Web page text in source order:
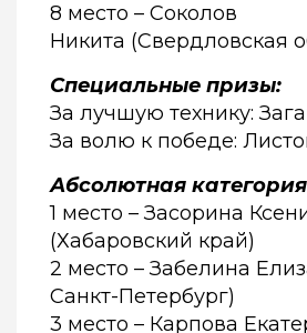
8 место – Соколов
Никита (Свердловская
Специальные призы:
За лучшую технику:
За волю к победе:
Абсолютная
1 место – Засорина
(Хабаровский край)
2 место – Забелина
Санкт-Петербург)
3 место – Карпова